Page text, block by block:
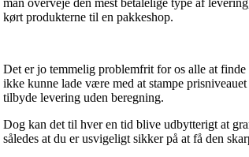
kørt produkterne til en pakkeshop.
Det er jo temmelig problemfrit for os alle at
ikke kunne lade være med at stampe
tilbyde levering uden beregning.
Dog kan det til hver en tid blive udbytterigt at
således at du er usvigeligt sikker på at få den